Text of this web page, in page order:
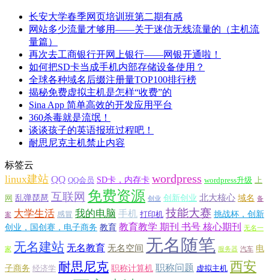
长安大学春季网页培训班第二期有感
网站多少流量才够用——关于迷信无线流量的（主机流
量篇）
再次去工商银行开网上银行——网银开通啦！
如何把SD卡当成手机内部存储设备使用？
全球各种域名后缀注册量TOP100排行榜
揭秘免费虚拟主机是怎样“收费”的
Sina App 简单高效的开发应用平台
360杀毒就是流氓！
谈谈孩子的英语报班过程吧！
耐思尼克主机禁止内容
标签云
linux建站 QQ QQ会员 SD卡，内存卡 wordpress wordpress升级 上
网 乱弹琵琶 互联网 免费资源 创业 创新创业 北大核心 域名 备
案 大学生活 感冒 我的电脑 手机 打印机 技能大赛 挑战杯，创新
创业，国创赛，电子商务 教育 教育教学 期刊 书号 核心期刊 无名一
家 无名建站 无名教育 无名空间 无名随笔 服务器 汽车 电
子商务 经济学 耐思尼克 职称计算机 职称问题 虚拟主机 西安